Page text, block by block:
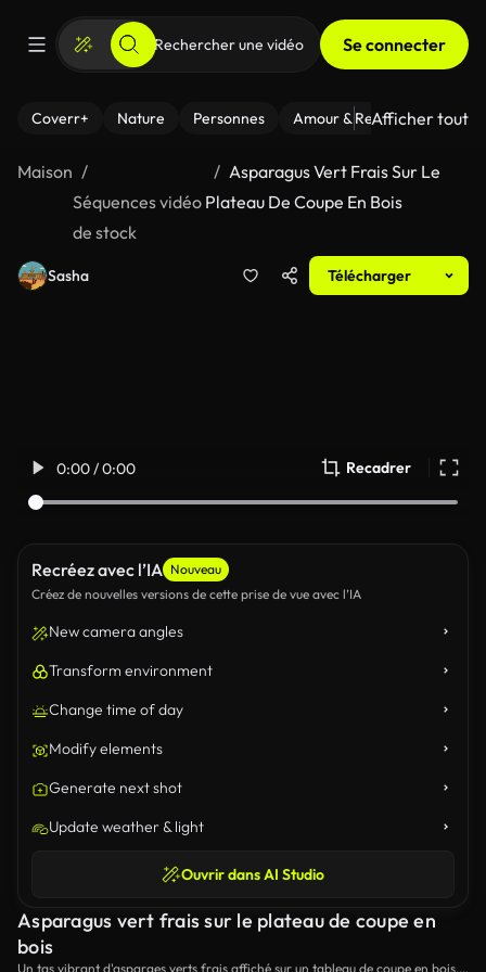
Se connecter
Coverr+ Nature Personnes Amour & Relations Le
Afficher tout
Maison
Séquences vidéo
de stock
Asparagus Vert Frais Sur Le
Plateau De Coupe En Bois
Sasha Télécharger
0:00 / 0:00 Recadrer
Recréez avec l’IA Nouveau
Créez de nouvelles versions de cette prise de vue avec l’IA
New camera angles
Transform environment
Change time of day
Modify elements
Generate next shot
Update weather & light
Ouvrir dans AI Studio
Asparagus vert frais sur le plateau de coupe en
bois
Un tas vibrant d'asparges verts frais affiché sur un tableau de coupe en bois,